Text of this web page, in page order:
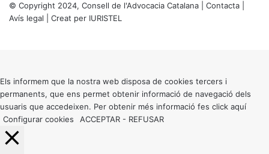
© Copyright 2024, Consell de l'Advocacia Catalana | Contacta
Avís legal | Creat per IURISTEL
button
Els informem que la nostra web disposa de cookies tercers i
permanents, que ens permet obtenir informació de navegació dels
usuaris que accedeixen. Per obtenir més informació fes click aquí
Configurar cookies
ACCEPTAR - REFUSAR